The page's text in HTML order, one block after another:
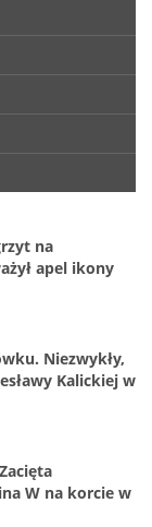
na
apel ikony
Niezwykły,
Kalickiej w
W na korcie w